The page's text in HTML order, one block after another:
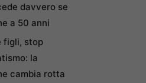
davvero se
a 50 anni
figli, stop
la
cambia rotta